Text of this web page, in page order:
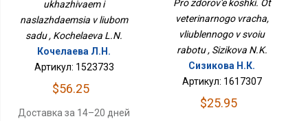
ukhazhivaem i
naslazhdaemsia v liubom
sadu , Kochelaeva L.N.
Кочелаева Л.Н.
Артикул: 1523733
$56.25
Доставка за 14–20 дней
Pro zdorov'e koshki. Ot
veterinarnogo vracha,
vliublennogo v svoiu
rabotu , Sizikova N.K.
Сизикова Н.К.
Артикул: 1617307
$25.95